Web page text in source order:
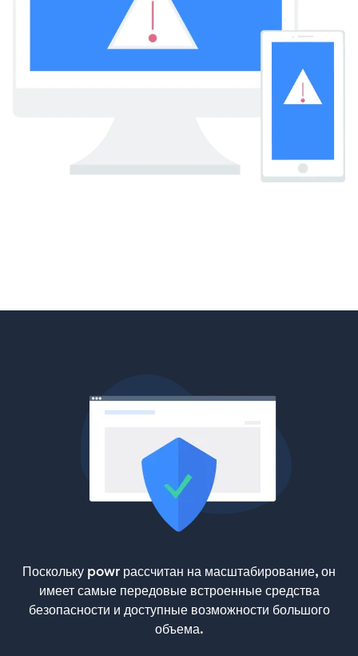
Поскольку powr рассчитан на масштабирование, он
имеет самые передовые встроенные средства
безопасности и доступные возможности большого
объема.